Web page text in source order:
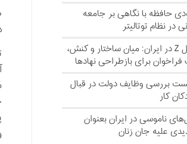
حافظه با نگاهی بر جامعه
در نظام توتالیتر
نسل‌ Z در ایران: میان ساختار و کنش،
برای بازطراحی نهادها
بررسی وظایف دولت در قبال
کار
ناموسی در ایران بعنوان
علیه جان زنان